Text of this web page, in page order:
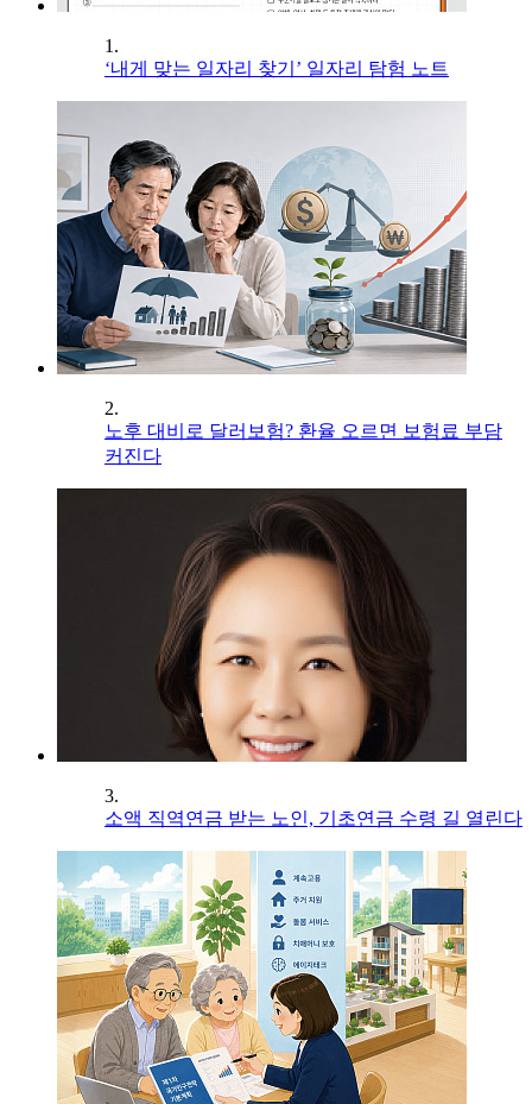
1.
‘내게 맞는 일자리 찾기’ 일자리 탐험 노트
2.
노후 대비로 달러보험? 환율 오르면 보험료 부담
커진다
3.
소액 직역연금 받는 노인, 기초연금 수령 길 열린다